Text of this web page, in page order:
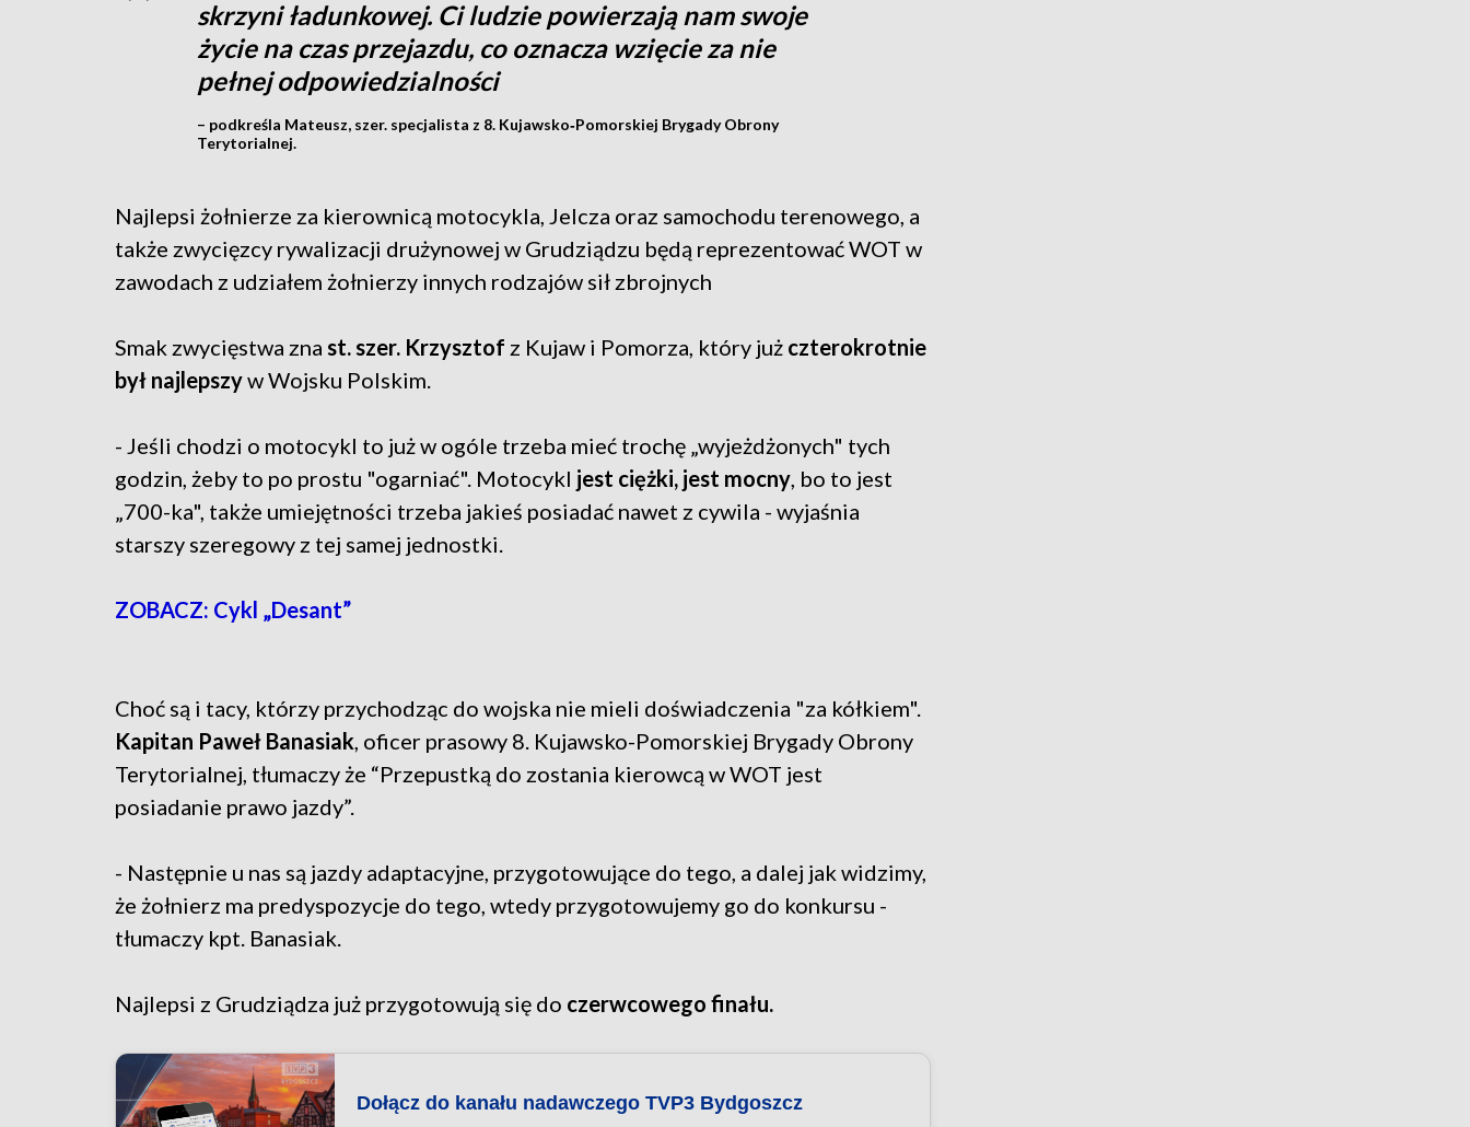
skrzyni ładunkowej. Ci ludzie powierzają nam swoje
życie na czas przejazdu, co oznacza wzięcie za nie
pełnej odpowiedzialności
– podkreśla Mateusz, szer. specjalista z 8. Kujawsko‑Pomorskiej Brygady Obrony
Terytorialnej.
Najlepsi żołnierze za kierownicą motocykla, Jelcza oraz samochodu terenowego, a
także zwycięzcy rywalizacji drużynowej w Grudziądzu będą reprezentować WOT w
zawodach z udziałem żołnierzy innych rodzajów sił zbrojnych
Smak zwycięstwa zna st. szer. Krzysztof z Kujaw i Pomorza, który już czterokrotnie
był najlepszyw Wojsku Polskim.
- Jeśli chodzi o motocykl to już w ogóle trzeba mieć trochę „wyjeżdżonych" tych
godzin, żeby to po prostu "ogarniać". Motocykl jest ciężki, jest mocny , bo to jest
„700-ka", także umiejętności trzeba jakieś posiadać nawet z cywila - wyjaśnia
starszy szeregowy z tej samej jednostki.
ZOBACZ: Cykl „Desant”
Choć są i tacy, którzy przychodząc do wojska nie mieli doświadczenia "za kółkiem".
Kapitan Paweł Banasiak , oficer prasowy 8. Kujawsko-Pomorskiej Brygady Obrony
Terytorialnej, tłumaczy że “Przepustką do zostania kierowcą w WOT jest
posiadanie prawo jazdy”.
- Następnie u nas są jazdy adaptacyjne, przygotowujące do tego, a dalej jak widzimy,
że żołnierz ma predyspozycje do tego, wtedy przygotowujemy go do konkursu -
tłumaczy kpt. Banasiak.
Najlepsi z Grudziądza już przygotowują się do czerwcowego finału.
Dołącz do kanału nadawczego TVP3 Bydgoszcz